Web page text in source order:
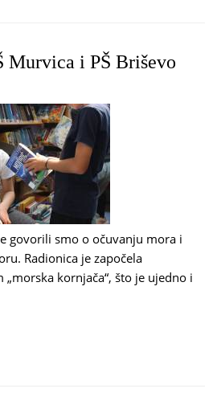
Murvica i PŠ Briševo
govorili smo o očuvanju mora i
Radionica je započela
kornjača“, što je ujedno i